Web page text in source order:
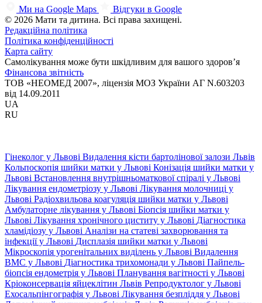
Ми на Google Maps
Відгуки в Google
© 2026 Мати та дитина. Всі права захищені.
Редакційна політика
Політика конфіденційності
Карта сайту
Самолікування може бути шкідливим для вашого здоров’я
Фінансова звітність
ТОВ «НЕОМЕД 2007», ліцензія МОЗ України АГ N.603203
від 14.09.2011
UA
RU
Гінеколог у Львові Видалення кісти бартолінової залози Львів
Кольпоскопія шийки матки у Львові Конізація шийки матки у
Львові Встановлення внутрішньоматкової спіралі у Львові
Лікування ендометріозу у Львові Лікування молочниці у
Львові Радіохвильова коагуляція шийки матки у Львові
Амбулаторне лікування у Львові Біопсія шийки матки у
Львові Лікування хронічного циститу у Львові Діагностика
хламідіозу у Львові Аналізи на статеві захворювання та
інфекції у Львові Дисплазія шийки матки у Львові
Мікроскопія урогенітальних виділень у Львові Видалення
ВМС у Львові Діагностика трихомонади у Львові Пайпель-
біопсія ендометрія у Львові Планування вагітності у Львові
Кріоконсервація яйцеклітин Львів Репродуктолог у Львові
Ехосальпінгографія у Львові Лікування безпліддя у Львові